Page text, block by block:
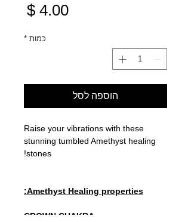
כמות *
הוספה לסל
Raise your vibrations with these
stunning tumbled Amethyst healing
stones!
Amethyst Healing properties:
CROWN CHAKRA